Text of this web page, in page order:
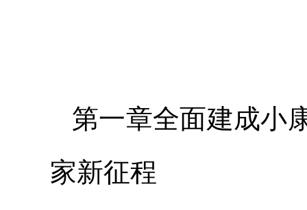
第一章全面建成小
家新征程